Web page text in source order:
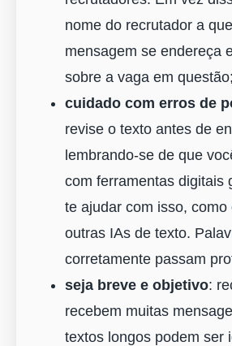
nome do recrutador a
mensagem se endereça
sobre a vaga em questão;
cuidado com erros de
revise o texto antes de
lembrando-se de que
com ferramentas digitais
te ajudar com isso, como
outras IAs de texto.
corretamente passam
seja breve e objetivo:
recebem muitas
textos longos podem ser